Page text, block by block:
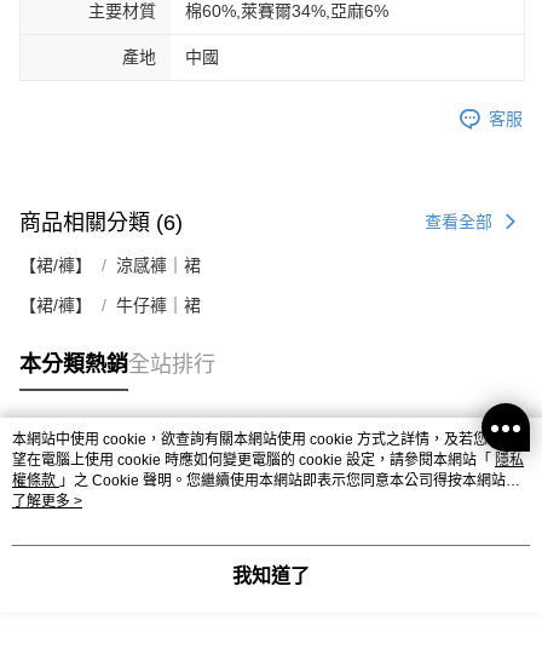
主要材質 棉60%,萊賽爾34%,亞麻6%
產地 中國
客服
商品相關分類 (6) 查看全部
【裙/褲】 涼感褲｜裙
【裙/褲】 牛仔褲｜裙
本分類熱銷全站排行
熱門標籤
本網站中使用 cookie，欲查詢有關本網站使用 cookie 方式之詳情，及若您不希
望在電腦上使用 cookie 時應如何變更電腦的 cookie 設定，請參閱本網站「 隱私
權條款 」之 Cookie 聲明。您繼續使用本網站即表示您同意本公司得按本網站使
用條款之 Cookie 聲明使用 cookie。
了解更多 >
我知道了